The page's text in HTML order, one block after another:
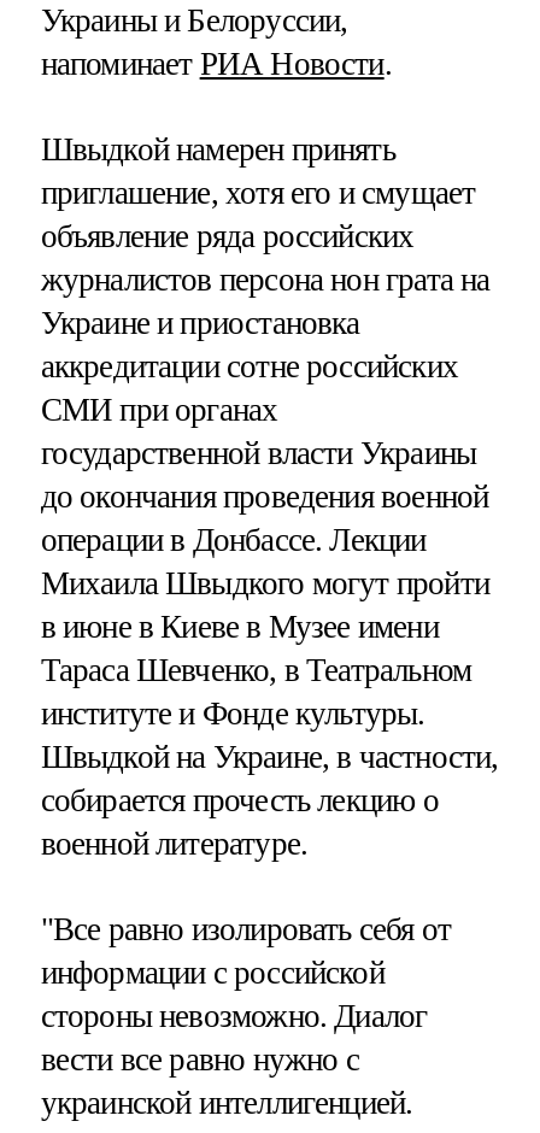
Украины и Белоруссии,
напоминает РИА Новости.
Швыдкой намерен принять
приглашение, хотя его и смущает
объявление ряда российских
журналистов персона нон грата на
Украине и приостановка
аккредитации сотне российских
СМИ при органах
государственной власти Украины
до окончания проведения военной
операции в Донбассе. Лекции
Михаила Швыдкого могут пройти
в июне в Киеве в Музее имени
Тараса Шевченко, в Театральном
институте и Фонде культуры.
Швыдкой на Украине, в частности,
собирается прочесть лекцию о
военной литературе.
"Все равно изолировать себя от
информации с российской
стороны невозможно. Диалог
вести все равно нужно с
украинской интеллигенцией.